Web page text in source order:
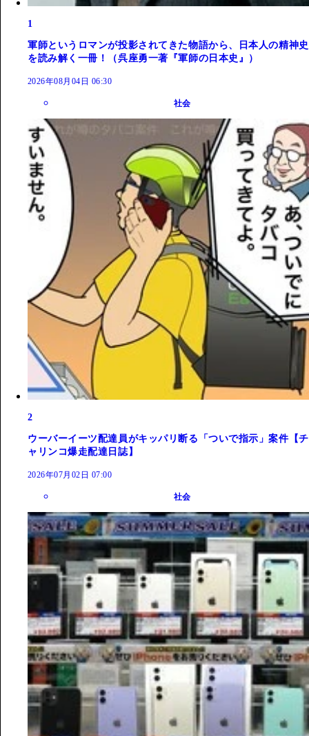
1
軍師というロマンが投影されてきた物語から、日本人の精神史
を読み解く一冊！（呉座勇一著『軍師の日本史』）
2026年08月04日 06:30
社会
2
ウーバーイーツ配達員がキッパリ断る「ついで指示」案件【チ
ャリンコ爆走配達日誌】
2026年07月02日 07:00
社会